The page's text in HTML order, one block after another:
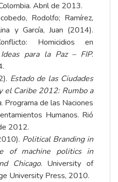
Abril de 2013.
Rodolfo; Ramírez,
y García, Juan (2014).
Homicidios en
Ideas para la Paz – FIP.
Estado de las Ciudades
el Caribe 2012: Rumbo a
Programa de las Naciones
Humanos. Rió
2012.
Political Branding in
of machine politics in
Chicago. University of
University Press, 2010.